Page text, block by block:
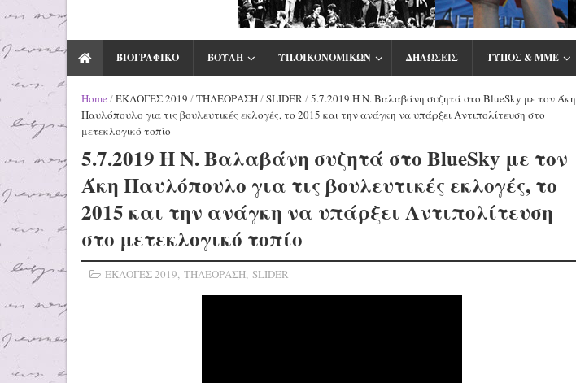
ΒΙΟΓΡΑΦΙΚΟ ΒΟΥΛΗ ΥΠ.ΟΙΚΟΝΟΜΙΚΩΝ ΔΗΛΩΣΕΙΣ ΤΥΠΟΣ & ΜΜΕ
Home /ΕΚΛΟΓΕΣ 2019 /ΤΗΛΕΟΡΑΣΗ/SLIDER/5.7.2019 Η Ν. Βαλαβάνη συζητά στο BlueSky με τον Άκη
Παυλόπουλο για τις βουλευτικές εκλογές, το 2015 και την ανάγκη να υπάρξει Αντιπολίτευση στο
μετεκλογικό τοπίο
5.7.2019 Η Ν. Βαλαβάνη συζητά στο BlueSky με τον
Άκη Παυλόπουλο για τις βουλευτικές εκλογές, το
2015 και την ανάγκη να υπάρξει Αντιπολίτευση
στο μετεκλογικό τοπίο
ΕΚΛΟΓΕΣ 2019, ΤΗΛΕΟΡΑΣΗ, SLIDER